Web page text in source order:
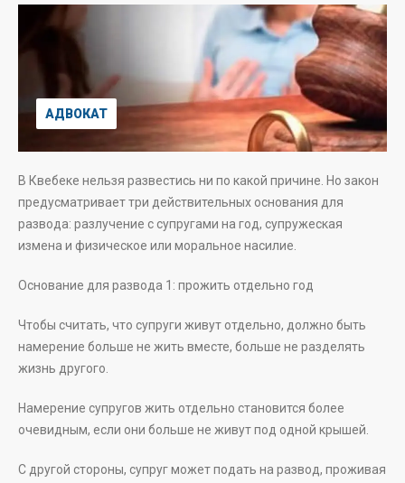
АДВОКАТ
В Квебеке нельзя развестись ни по какой причине. Но закон
предусматривает три действительных основания для
развода: разлучение с супругами на год, супружеская
измена и физическое или моральное насилие.
Основание для развода 1: прожить отдельно год
Чтобы считать, что супруги живут отдельно, должно быть
намерение больше не жить вместе, больше не разделять
жизнь другого.
Намерение супругов жить отдельно становится более
очевидным, если они больше не живут под одной крышей.
С другой стороны, супруг может подать на развод, проживая